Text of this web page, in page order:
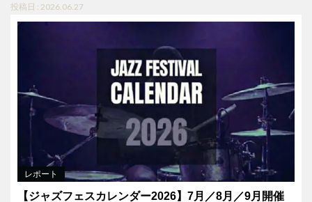
投稿日 : 2026.06.27
レポート
【ジャズフェスカレンダー2026】7月／8月／9月開催